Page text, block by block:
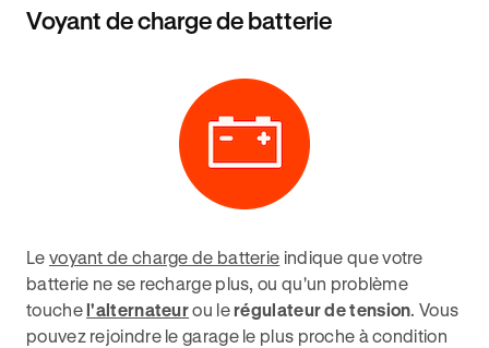
Voyant de charge de batterie
Le voyant de charge de batterie indique que votre
batterie ne se recharge plus, ou qu'un problème
touchel'alternateurou lerégulateur de tension. Vous
pouvez rejoindre le garage le plus proche à condition